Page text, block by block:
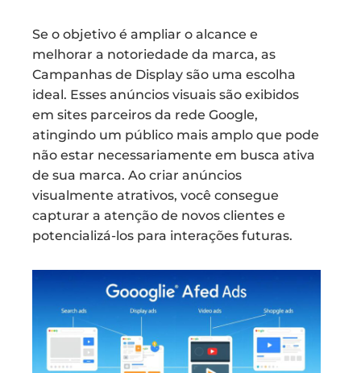
Se o objetivo é ampliar o alcance e
melhorar a notoriedade da marca, as
Campanhas de Display são uma escolha
ideal. Esses anúncios visuais são exibidos
em sites parceiros da rede Google,
atingindo um público mais amplo que pode
não estar necessariamente em busca ativa
de sua marca. Ao criar anúncios
visualmente atrativos, você consegue
capturar a atenção de novos clientes e
potencializá-los para interações futuras.